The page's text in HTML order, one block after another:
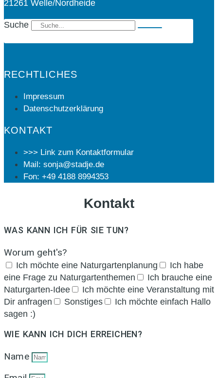
21261 Welle/Nordheide
Suche
RECHTLICHES
Impressum
Datenschutzerklärung
KONTAKT
>>> Link zum Kontaktformular
Mail: sonja@stadje.de
Fon: +49 4188 8994353
Kontakt
WAS KANN ICH FÜR SIE TUN?
Worum geht's?
Ich möchte eine Naturgartenplanung
Ich habe
eine Frage zu Naturgartenthemen
Ich brauche eine
Naturgarten-Idee
Ich möchte eine Veranstaltung mit
Dir anfragen
Sonstiges
Ich möchte einfach Hallo
sagen :)
WIE KANN ICH DICH ERREICHEN?
Name